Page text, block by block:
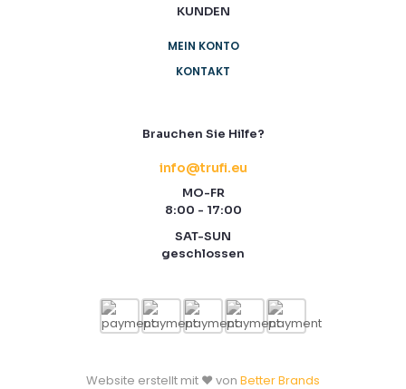
KUNDEN
MEIN KONTO
KONTAKT
Brauchen Sie Hilfe?
info@trufi.eu
MO-FR
8:00 - 17:00
SAT-SUN
geschlossen
Website erstellt mit ❤️ von Better Brands